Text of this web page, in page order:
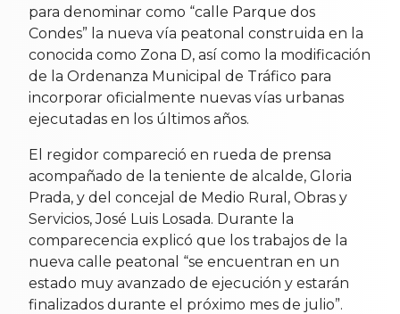
para denominar como “calle Parque dos
Condes” la nueva vía peatonal construida en la
conocida como Zona D, así como la modificación
de la Ordenanza Municipal de Tráfico para
incorporar oficialmente nuevas vías urbanas
ejecutadas en los últimos años.
El regidor compareció en rueda de prensa
acompañado de la teniente de alcalde, Gloria
Prada, y del concejal de Medio Rural, Obras y
Servicios, José Luis Losada. Durante la
comparecencia explicó que los trabajos de la
nueva calle peatonal “se encuentran en un
estado muy avanzado de ejecución y estarán
finalizados durante el próximo mes de julio”.